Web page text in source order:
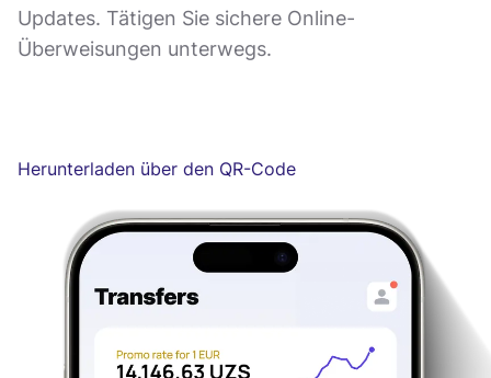
Updates. Tätigen Sie sichere Online-
Überweisungen unterwegs.
Herunterladen über den QR-Code